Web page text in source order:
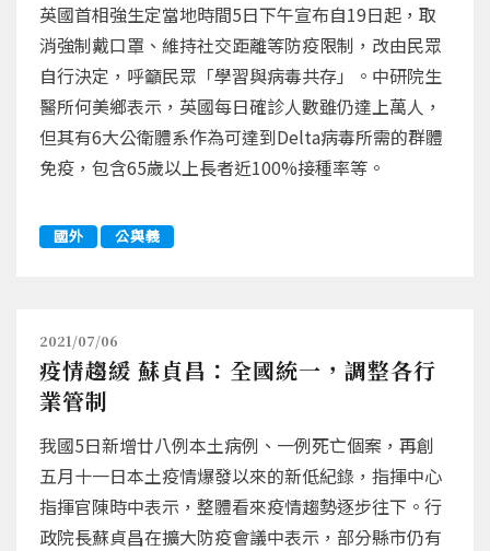
英國首相強生定當地時間5日下午宣布自19日起，取
消強制戴口罩、維持社交距離等防疫限制，改由民眾
自行決定，呼籲民眾「學習與病毒共存」。中研院生
醫所何美鄉表示，英國每日確診人數雖仍達上萬人，
但其有6大公衛體系作為可達到Delta病毒所需的群體
免疫，包含65歲以上長者近100%接種率等。
國外 公與義
2021/07/06
疫情趨緩 蘇貞昌：全國統一，調整各行
業管制
我國5日新增廿八例本土病例、一例死亡個案，再創
五月十一日本土疫情爆發以來的新低紀錄，指揮中心
指揮官陳時中表示，整體看來疫情趨勢逐步往下。行
政院長蘇貞昌在擴大防疫會議中表示，部分縣市仍有